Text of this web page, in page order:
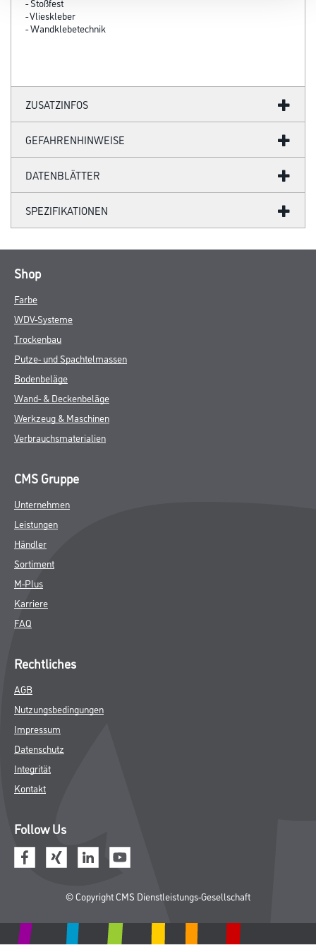
- Vlieskleber
- Wandklebetechnik
ZUSATZINFOS
GEFAHRENHINWEISE
DATENBLÄTTER
SPEZIFIKATIONEN
Shop
Farbe
WDV-Systeme
Trockenbau
Putze- und Spachtelmassen
Bodenbeläge
Wand- & Deckenbeläge
Werkzeug & Maschinen
Verbrauchsmaterialien
CMS Gruppe
Unternehmen
Leistungen
Händler
Sortiment
M-Plus
Karriere
FAQ
Rechtliches
AGB
Nutzungsbedingungen
Impressum
Datenschutz
Integrität
Kontakt
Follow Us
© Copyright CMS Dienstleistungs-Gesellschaft